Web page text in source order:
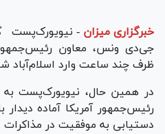
خبرگزاری میزان -
جی‌دی ونس، معاون
ظرف چند ساعت وارد اسلام‌آباد
در همین حال، نیویورک‌پست
رئیس‌جمهور آمریکا آماده
دستیابی به موفقیت در